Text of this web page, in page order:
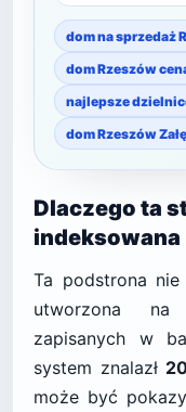
dom na sprzedaż
dom Rzeszów
najlepsze
dom Rzeszów
Dlaczego ta
indeksowana
Ta podstrona nie
utworzona
zapisanych w
system znalazł
może być